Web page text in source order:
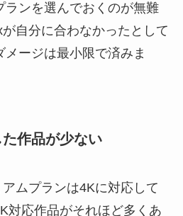
ランを選んでおくのが無難
自分に合わなかったとして
メージは最小限で済みま
作品が少ない
ムプランは4Kに対応して
対応作品がそれほど多くあ